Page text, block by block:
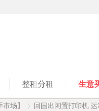
整租分租 生意
场】 回国出闲置打印机